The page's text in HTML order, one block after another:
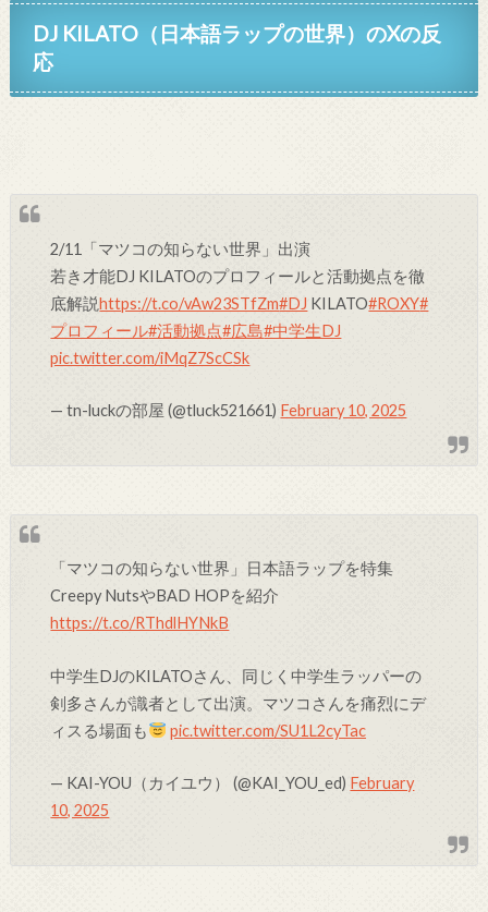
DJ KILATO（日本語ラップの世界）のXの反
応
2/11「マツコの知らない世界」出演
若き才能DJ KILATOのプロフィールと活動拠点を徹
底解説https://t.co/vAw23STfZm#DJ KILATO#ROXY#
プロフィール#活動拠点#広島#中学生DJ
pic.twitter.com/iMqZ7ScCSk
— tn-luckの部屋 (@tluck521661) February 10, 2025
「マツコの知らない世界」日本語ラップを特集
Creepy NutsやBAD HOPを紹介
https://t.co/RThdlHYNkB
中学生DJのKILATOさん、同じく中学生ラッパーの
剣多さんが識者として出演。マツコさんを痛烈にデ
ィスる場面も
pic.twitter.com/SU1L2cyTac
— KAI-YOU（カイユウ） (@KAI_YOU_ed) February
10, 2025